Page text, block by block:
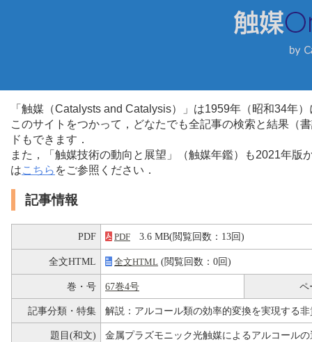
「触媒（Catalysts and Catalysis）」は1959年（昭和34年
このサイトをつかって，どなたでも全記事の検索と結果（
ドもできます．
また，「触媒技術の動向と展望」（触媒年鑑）も2021年
はこちら をご参照ください．
記事情報
PDF PDF 3.6 MB(閲覧回数：13回)
全文HTML 全文HTML (閲覧回数：0回)
巻・号 67巻4号 ペ
記事分類・特集 解説：アルコール類の効率的変換を実現する
題目(和文) 金属プラズモニック光触媒によるアルコール